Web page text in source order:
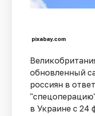
pixabay.com
обновленный
россиян в
в Украине с 24